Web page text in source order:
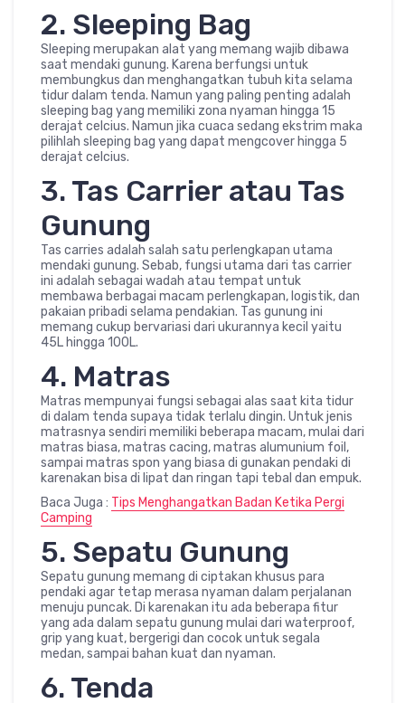
2. Sleeping Bag
Sleeping merupakan alat yang memang wajib dibawa
saat mendaki gunung. Karena berfungsi untuk
membungkus dan menghangatkan tubuh kita selama
tidur dalam tenda. Namun yang paling penting adalah
sleeping bag yang memiliki zona nyaman hingga 15
derajat celcius. Namun jika cuaca sedang ekstrim maka
pilihlah sleeping bag yang dapat mengcover hingga 5
derajat celcius.
3. Tas Carrier atau Tas
Gunung
Tas carries adalah salah satu perlengkapan utama
mendaki gunung. Sebab, fungsi utama dari tas carrier
ini adalah sebagai wadah atau tempat untuk
membawa berbagai macam perlengkapan, logistik, dan
pakaian pribadi selama pendakian. Tas gunung ini
memang cukup bervariasi dari ukurannya kecil yaitu
45L hingga 100L.
4. Matras
Matras mempunyai fungsi sebagai alas saat kita tidur
di dalam tenda supaya tidak terlalu dingin. Untuk jenis
matrasnya sendiri memiliki beberapa macam, mulai dari
matras biasa, matras cacing, matras alumunium foil,
sampai matras spon yang biasa di gunakan pendaki di
karenakan bisa di lipat dan ringan tapi tebal dan empuk.
Baca Juga : Tips Menghangatkan Badan Ketika Pergi
Camping
5. Sepatu Gunung
Sepatu gunung memang di ciptakan khusus para
pendaki agar tetap merasa nyaman dalam perjalanan
menuju puncak. Di karenakan itu ada beberapa fitur
yang ada dalam sepatu gunung mulai dari waterproof,
grip yang kuat, bergerigi dan cocok untuk segala
medan, sampai bahan kuat dan nyaman.
6. Tenda